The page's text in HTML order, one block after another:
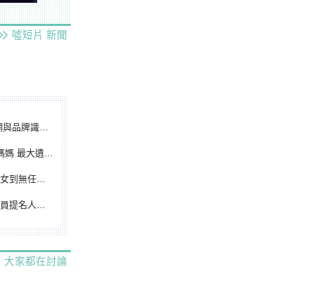
噓短片 新聞
誌重磅啟用
憾無緣大聯盟
判人生國際發光
名 將另提他人
大家都在討論